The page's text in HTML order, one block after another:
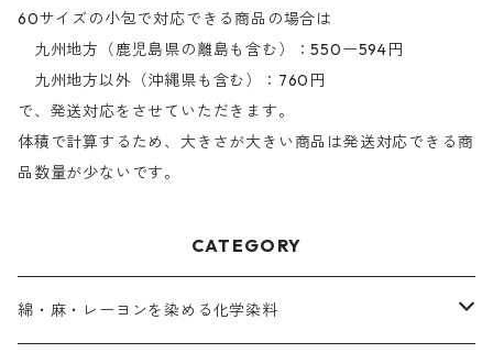
60サイズの小包で対応できる商品の場合は
九州地方（鹿児島県の離島も含む）：550ー594円
九州地方以外（沖縄県も含む）：760円
で、発送対応をさせていただきます。
体積で計算するため、大きさが大きい商品は発送対応できる商
品数量が少ないです。
CATEGORY
綿・麻・レーヨンを染める化学染料